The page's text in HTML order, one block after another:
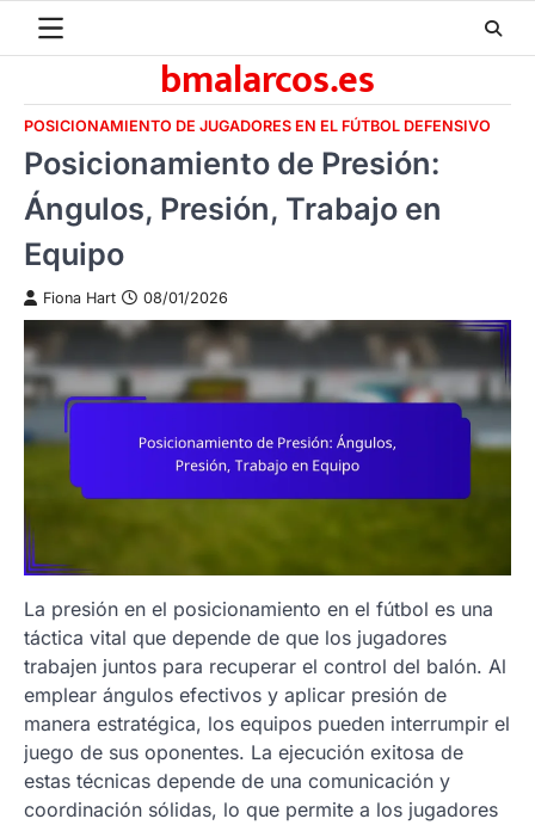
bmalarcos.es
POSICIONAMIENTO DE JUGADORES EN EL FÚTBOL DEFENSIVO
Posicionamiento de Presión:
Ángulos, Presión, Trabajo en
Equipo
Fiona Hart 08/01/2026
La presión en el posicionamiento en el fútbol es una
táctica vital que depende de que los jugadores
trabajen juntos para recuperar el control del balón. Al
emplear ángulos efectivos y aplicar presión de
manera estratégica, los equipos pueden interrumpir el
juego de sus oponentes. La ejecución exitosa de
estas técnicas depende de una comunicación y
coordinación sólidas, lo que permite a los jugadores